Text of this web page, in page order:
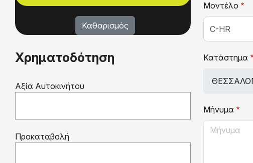
Μοντέλο
Κατάστημα
Μήνυμα
Χρηματοδότηση
Αξία Αυτοκινήτου
Προκαταβολή